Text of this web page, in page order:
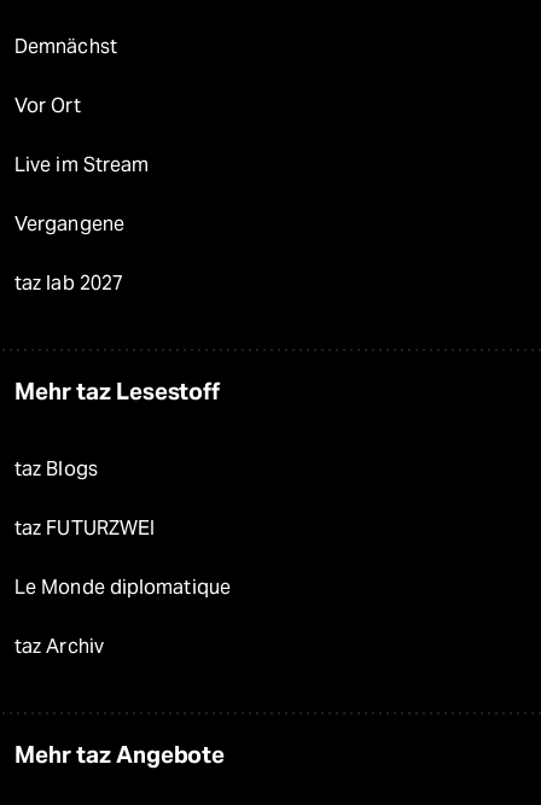
Demnächst
Vor Ort
Live im Stream
Vergangene
taz lab 2027
Mehr taz Lesestoff
taz Blogs
taz FUTURZWEI
Le Monde diplomatique
taz Archiv
Mehr taz Angebote